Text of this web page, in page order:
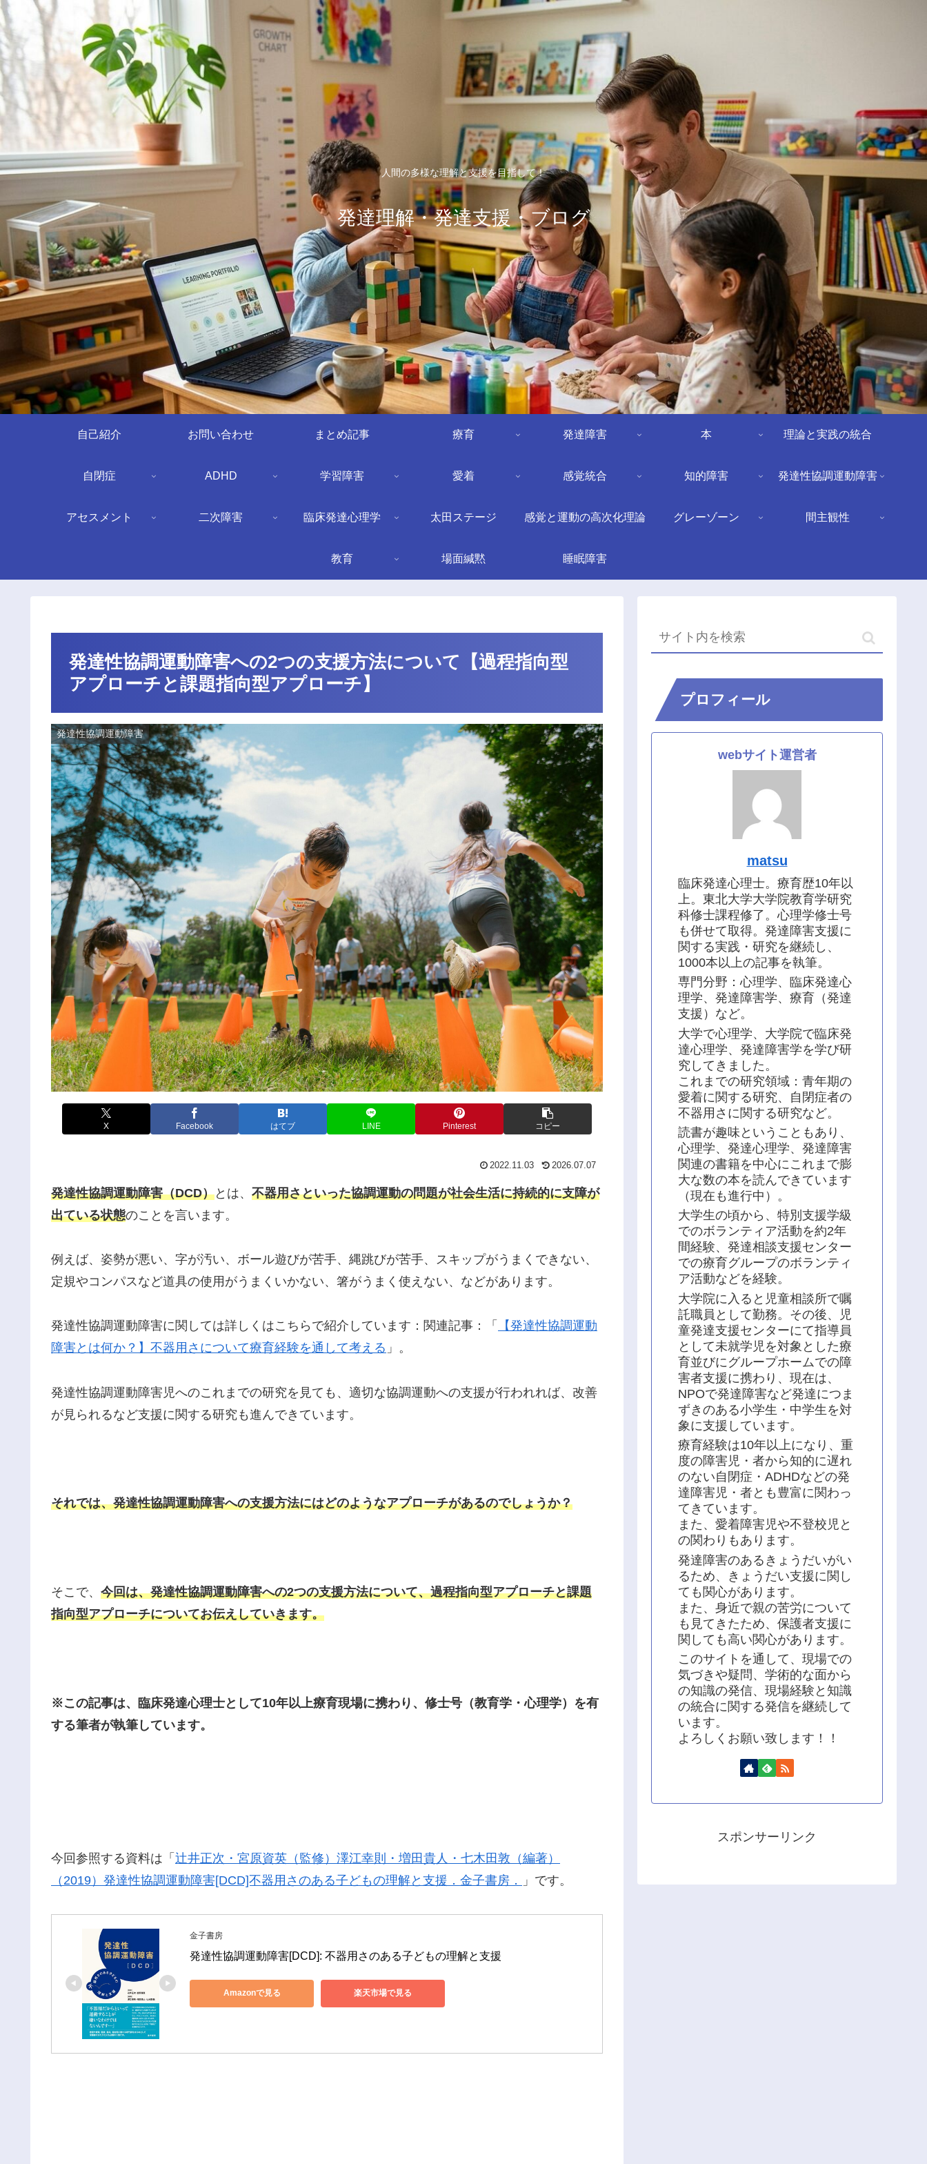
人間の多様な理解と支援を目指して！
発達理解・発達支援・ブログ
自己紹介 お問い合わせ まとめ記事 療育 発達障害 本 理論と実践の統合
自閉症 ADHD 学習障害 愛着 感覚統合 知的障害 発達性協調運動障害
アセスメント 二次障害 臨床発達心理学 太田ステージ 感覚と運動の高次化理論 グレーゾーン 間主観性
教育 場面緘黙 睡眠障害
発達性協調運動障害への2つの支援方法について【過程指向型
アプローチと課題指向型アプローチ】
発達性協調運動障害
X Facebook はてブ LINE Pinterest コピー
2022.11.03 2026.07.07
発達性協調運動障害（DCD）とは、 不器用さといった協調運動の問題が社会生活に持続的に支障が
出ている状態のことを言います。
例えば、姿勢が悪い、字が汚い、ボール遊びが苦手、縄跳びが苦手、スキップがうまくできない、
定規やコンパスなど道具の使用がうまくいかない、箸がうまく使えない、などがあります。
発達性協調運動障害に関しては詳しくはこちらで紹介しています：関連記事：「
【発達性協調運動
障害とは何か？】不器用さについて療育経験を通して考える 」。
発達性協調運動障害児へのこれまでの研究を見ても、適切な協調運動への支援が行われれば、改善
が見られるなど支援に関する研究も進んできています。
それでは、発達性協調運動障害への支援方法にはどのようなアプローチがあるのでしょうか？
そこで、 今回は、発達性協調運動障害への2つの支援方法について、過程指向型アプローチと課題
指向型アプローチについてお伝えしていきます。
※この記事は、臨床発達心理士として10年以上療育現場に携わり、修士号（教育学・心理学）を有
する筆者が執筆しています。
今回参照する資料は「 辻井正次・宮原資英（監修）澤江幸則・増田貴人・七木田敦（編著）
（2019）発達性協調運動障害[DCD]不器用さのある子どもの理解と支援．金子書房．
」です。
金子書房
発達性協調運動障害[DCD]: 不器用さのある子どもの理解と支援
Amazonで見る 楽天市場で見る
プロフィール
webサイト運営者
matsu
臨床発達心理士。療育歴10年以
上。東北大学大学院教育学研究
科修士課程修了。心理学修士号
も併せて取得。発達障害支援に
関する実践・研究を継続し、
1000本以上の記事を執筆。
専門分野：心理学、臨床発達心
理学、発達障害学、療育（発達
支援）など。
大学で心理学、大学院で臨床発
達心理学、発達障害学を学び研
究してきました。
これまでの研究領域：青年期の
愛着に関する研究、自閉症者の
不器用さに関する研究など。
読書が趣味ということもあり、
心理学、発達心理学、発達障害
関連の書籍を中心にこれまで膨
大な数の本を読んできています
（現在も進行中）。
大学生の頃から、特別支援学級
でのボランティア活動を約2年
間経験、発達相談支援センター
での療育グループのボランティ
ア活動などを経験。
大学院に入ると児童相談所で嘱
託職員として勤務。その後、児
童発達支援センターにて指導員
として未就学児を対象とした療
育並びにグループホームでの障
害者支援に携わり、現在は、
NPOで発達障害など発達につま
ずきのある小学生・中学生を対
象に支援しています。
療育経験は10年以上になり、重
度の障害児・者から知的に遅れ
のない自閉症・ADHDなどの発
達障害児・者とも豊富に関わっ
てきています。
また、愛着障害児や不登校児と
の関わりもあります。
発達障害のあるきょうだいがい
るため、きょうだい支援に関し
ても関心があります。
また、身近で親の苦労について
も見てきたため、保護者支援に
関しても高い関心があります。
このサイトを通して、現場での
気づきや疑問、学術的な面から
の知識の発信、現場経験と知識
の統合に関する発信を継続して
います。
よろしくお願い致します！！
スポンサーリンク